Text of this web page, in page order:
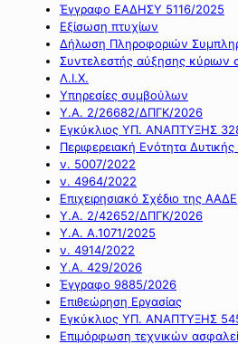
Έγγραφο ΕΑΔΗΣΥ 5116/2025
Εξίσωση πτυχίων
Δήλωση Πληροφοριών
Συντελεστής αύξησης κύριων
Λ.Ι.Χ.
Υπηρεσίες συμβούλων
Υ.Α. 2/26682/ΔΠΓΚ/2026
Εγκύκλιος ΥΠ. ΑΝΑΠΤΥΞΗΣ
Περιφερειακή Ενότητα Δυτικής
ν. 5007/2022
ν. 4964/2022
Επιχειρησιακό Σχέδιο της ΑΑΔΕ
Υ.Α. 2/42652/ΔΠΓΚ/2026
Υ.Α. Α.1071/2025
ν. 4914/2022
Υ.Α. 429/2026
Έγγραφο 9885/2026
Επιθεώρηση Εργασίας
Εγκύκλιος ΥΠ. ΑΝΑΠΤΥΞΗΣ
Επιμόρφωση τεχνικών